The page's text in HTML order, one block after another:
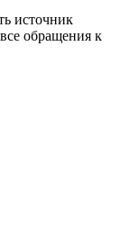
источник
обращения к